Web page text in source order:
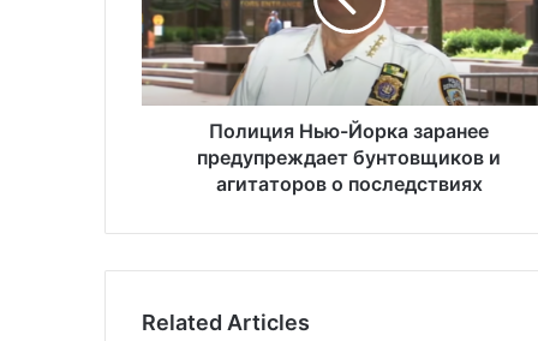
и
я
Н
ь
р
а
Полиция Нью-Йорка заранее
предупреждает бунтовщиков и
агитаторов о последствиях
Related Articles